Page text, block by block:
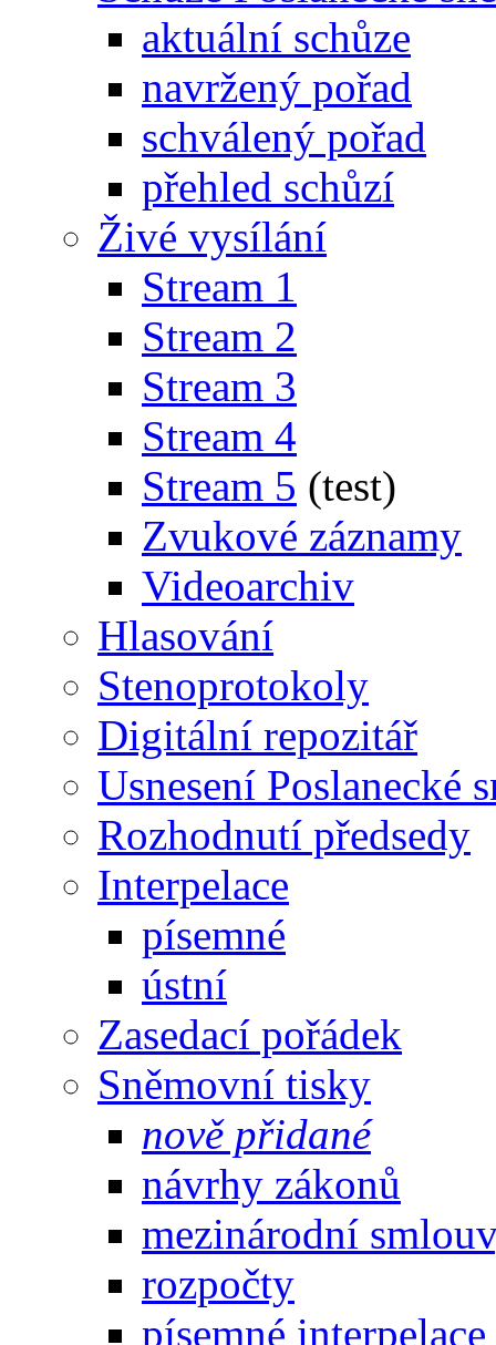
aktuální schůze
navržený pořad
schválený pořad
přehled schůzí
Živé vysílání
Stream 1
Stream 2
Stream 3
Stream 4
Stream 5 (test)
Zvukové záznamy
Videoarchiv
Hlasování
Stenoprotokoly
Digitální repozitář
Usnesení Poslanecké
Rozhodnutí předsedy
Interpelace
písemné
ústní
Zasedací pořádek
Sněmovní tisky
nově přidané
návrhy zákonů
mezinárodní
rozpočty
písemné interpelace